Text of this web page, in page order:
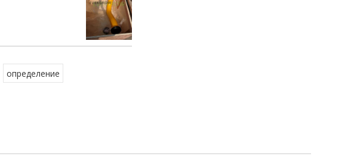
определение